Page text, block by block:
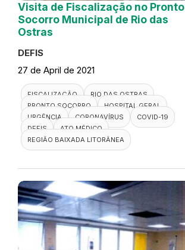
Visita de Fiscalização no Pronto
Socorro Municipal de Rio das
Ostras
DEFIS
27 de April de 2021
FISCALIZAÇÃO
RIO DAS OSTRAS
PRONTO SOCORRO
HOSPITAL GERAL
URGÊNCIA
CORONAVÍRUS
COVID-19
DEFIS
ATO MÉDICO
REGIÃO BAIXADA LITORÂNEA